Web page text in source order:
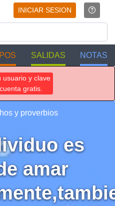
INICIAR SESION
SALIDAS NOTAS
usuario y clave
gratis.
y proverbios
es
amar